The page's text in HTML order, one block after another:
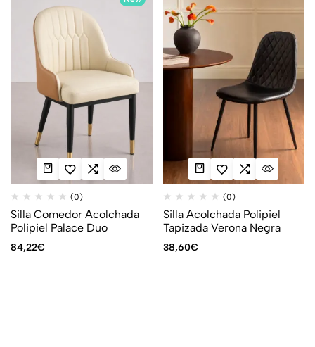
(0)
Silla Comedor Acolchada
Polipiel Palace Duo
84,22€
(0)
Silla Acolchada Polipiel
Tapizada Verona Negra
38,60€